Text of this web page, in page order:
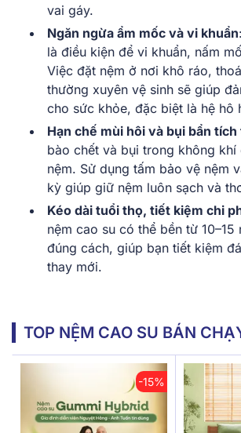
vai gáy.
Ngăn ngừa ẩm mốc và vi khuẩn
là điều kiện để vi khuẩn, nấm
Việc đặt nệm ở nơi khô ráo,
thường xuyên vệ sinh sẽ giúp
cho sức khỏe, đặc biệt là hệ hô
Hạn chế mùi hôi và bụi bẩn tích
bào chết và bụi trong không khí
nệm. Sử dụng tấm bảo vệ nệm
kỳ giúp giữ nệm luôn sạch và
Kéo dài tuổi thọ, tiết kiệm chi
nệm cao su có thể bền từ 10–15
đúng cách, giúp bạn tiết kiệm
thay mới.
TOP NỆM CAO SU BÁN
-15%